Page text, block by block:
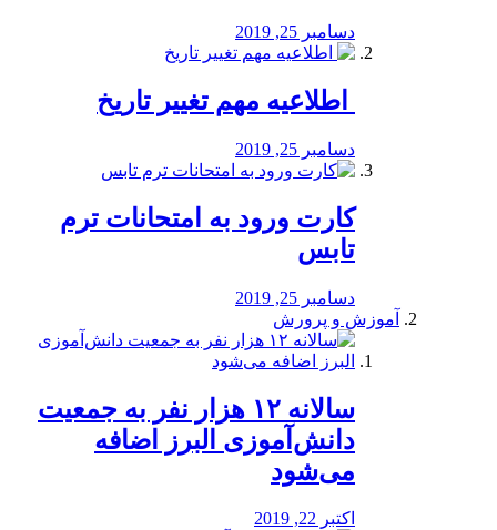
دسامبر 25, 2019
️ اطلاعیه مهم تغییر تاریخ
دسامبر 25, 2019
کارت ورود به امتحانات ترم
تابس
دسامبر 25, 2019
آموزش و پرورش
️سالانه ۱۲ هزار نفر به جمعیت
دانش‌آموزی البرز اضافه
می‌شود
اکتبر 22, 2019